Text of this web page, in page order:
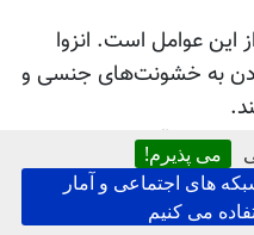
می پذیرم!
های اجتماعی و آمار
می کنیم
این عوامل است. انزوا
زدن به خشونت‌های جنسی و
از آن نیز می‌تواند در
که می تواند باعث